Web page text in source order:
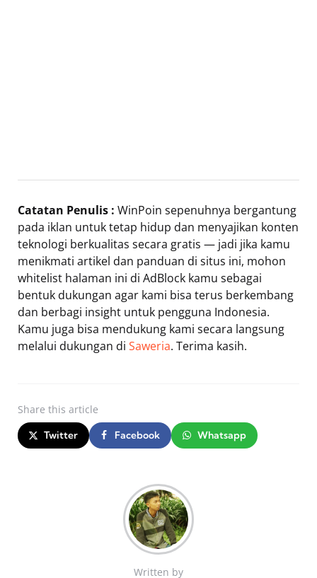
Catatan Penulis : WinPoin sepenuhnya bergantung
pada iklan untuk tetap hidup dan menyajikan konten
teknologi berkualitas secara gratis — jadi jika kamu
menikmati artikel dan panduan di situs ini, mohon
whitelist halaman ini di AdBlock kamu sebagai
bentuk dukungan agar kami bisa terus berkembang
dan berbagi insight untuk pengguna Indonesia.
Kamu juga bisa mendukung kami secara langsung
melalui dukungan di Saweria. Terima kasih.
Share this article
Twitter Facebook Whatsapp
Written by